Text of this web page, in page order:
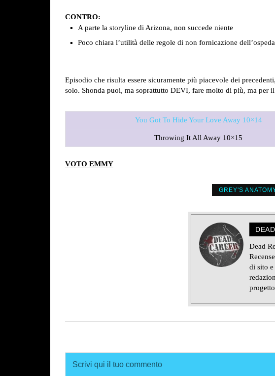
CONTRO:
A parte la storyline di Arizona, non succede niente
Poco chiara l’utilità delle regole di non fornicazione
Episodio che risulta essere sicuramente più piacevole dei
solo. Shonda puoi, ma soprattutto DEVI, fare molto di più, ma per
You Got To Hide Your Love Away 10×14
Throwing It All Away 10×15
VOTO EMMY
GREY'S
Dead
di sito e